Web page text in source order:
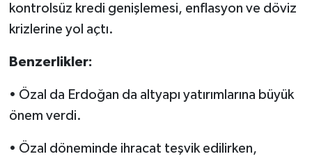
kontrolsüz kredi genişlemesi, enflasyon ve döviz
krizlerine yol açtı.
Benzerlikler:
• Özal da Erdoğan da altyapı yatırımlarına büyük
önem verdi.
• Özal döneminde ihracat teşvik edilirken,